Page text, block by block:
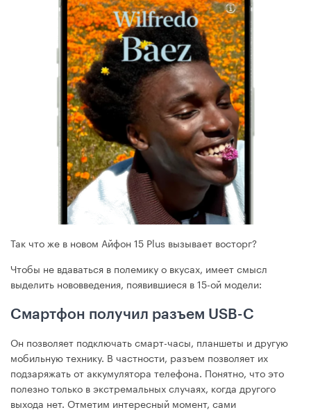
Так что же в новом Айфон 15 Plus вызывает восторг?
Чтобы не вдаваться в полемику о вкусах, имеет смысл
выделить нововведения, появившиеся в 15-ой модели:
Смартфон получил разъем USB-C
Он позволяет подключать смарт-часы, планшеты и другую
мобильную технику. В частности, разъем позволяет их
подзаряжать от аккумулятора телефона. Понятно, что это
полезно только в экстремальных случаях, когда другого
выхода нет. Отметим интересный момент, сами